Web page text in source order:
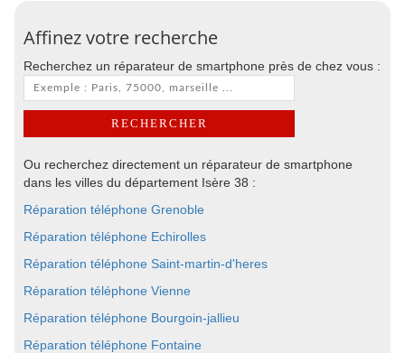
Affinez votre recherche
Recherchez un réparateur de smartphone près de chez vous :
Ou recherchez directement un réparateur de smartphone
dans les villes du département Isère 38 :
Réparation téléphone Grenoble
Réparation téléphone Echirolles
Réparation téléphone Saint-martin-d'heres
Réparation téléphone Vienne
Réparation téléphone Bourgoin-jallieu
Réparation téléphone Fontaine